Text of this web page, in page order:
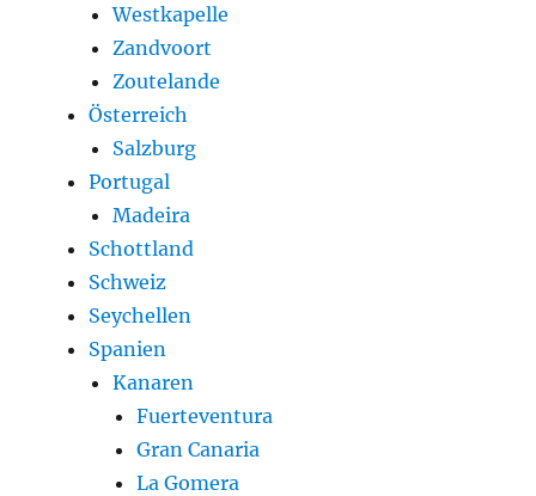
Westkapelle
Zandvoort
Zoutelande
Österreich
Salzburg
Portugal
Madeira
Schottland
Schweiz
Seychellen
Spanien
Kanaren
Fuerteventura
Gran Canaria
La Gomera